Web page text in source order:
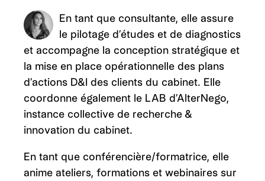
En tant que consultante, elle assure
le pilotage d’études et de diagnostics
et accompagne la conception stratégique et
la mise en place opérationnelle des plans
d’actions D&I des clients du cabinet. Elle
coordonne également le LAB d’AlterNego,
instance collective de recherche &
innovation du cabinet.
En tant que conférencière/formatrice, elle
anime ateliers, formations et webinaires sur